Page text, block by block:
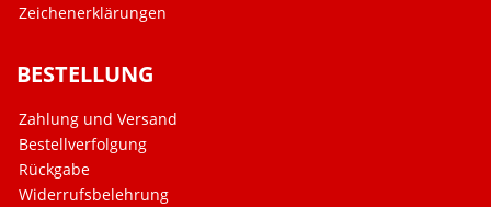
Zeichenerklärungen
BESTELLUNG
Zahlung und Versand
Bestellverfolgung
Rückgabe
Widerrufsbelehrung